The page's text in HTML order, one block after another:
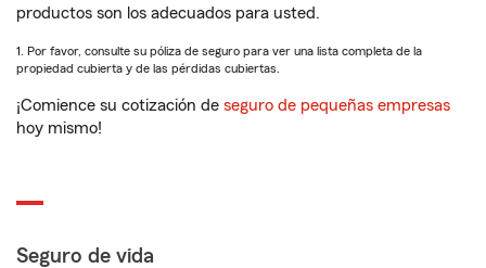
productos son los adecuados para usted.
1. Por favor, consulte su póliza de seguro para ver una lista completa de la
propiedad cubierta y de las pérdidas cubiertas.
¡Comience su cotización de seguro de pequeñas empresas
hoy mismo!
Seguro de vida